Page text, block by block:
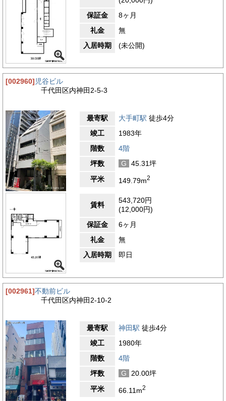
保証金
8ヶ月
礼金
無
入居時期
(未公開)
[002960]児谷ビル
千代田区内神田2-5-3
最寄駅 大手町駅 徒歩4分
竣工
1983年
階数
4階
坪数
G
45.31坪
平米
149.79m2
賃料
543,720円
(12,000円)
保証金
6ヶ月
礼金
無
入居時期
即日
[002961]不動前ビル
千代田区内神田2-10-2
最寄駅 神田駅 徒歩4分
竣工
1980年
階数
4階
坪数
G
20.00坪
平米
66.11m2